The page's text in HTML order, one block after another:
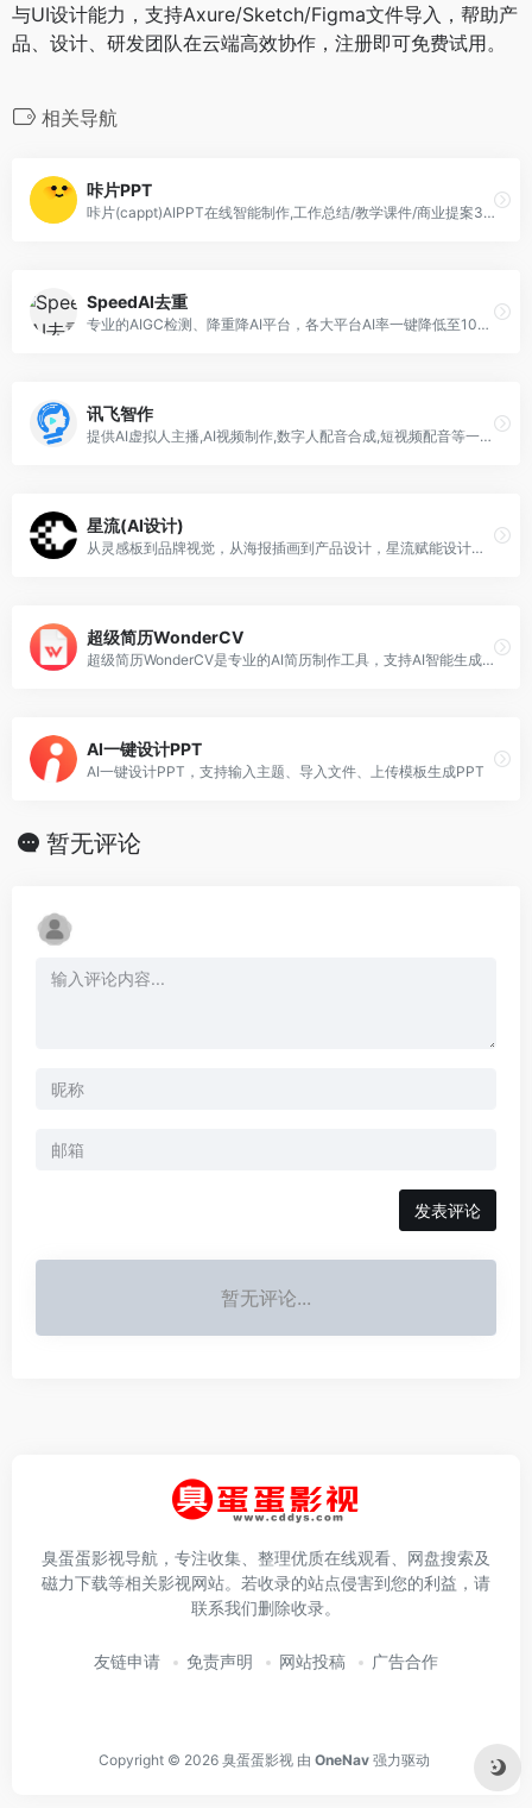
与UI设计能力，支持Axure/Sketch/Figma文件导入，帮助产
品、设计、研发团队在云端高效协作，注册即可免费试用。
相关导航
咔片PPT
咔片(cappt)AIPPT在线智能制作,工作总结/教学课件/商业提案3分钟搞定,10万+场景模板一键替换,AI自动排版+多格式导出,支持在线编辑,一键生成PPT,咔片ppt制作网站基础功能永久免费使用！
SpeedAI去重
专业的AIGC检测、降重降AI平台，各大平台AI率一键降低至10%。同时Agent可生成文献综述、AI PPT、学术文档等。
讯飞智作
提供AI虚拟人主播,AI视频制作,数字人配音合成,短视频配音等一站式配音服务。
星流(AI设计)
从灵感板到品牌视觉，从海报插画到产品设计，星流赋能设计师打破边界，让每一个创意精准落地。
超级简历WonderCV
超级简历WonderCV是专业的AI简历制作工具，支持AI智能生成简历内容、一键优化措辞、智能纠错
AI一键设计PPT
AI一键设计PPT，支持输入主题、导入文件、上传模板生成PPT
暂无评论
发表评论
暂无评论...
臭蛋蛋影视导航，专注收集、整理优质在线观看、网盘搜索及
磁力下载等相关影视网站。若收录的站点侵害到您的利益，请
联系我们删除收录。
友链申请 免责声明 网站投稿 广告合作
Copyright © 2026 臭蛋蛋影视 由 OneNav 强力驱动